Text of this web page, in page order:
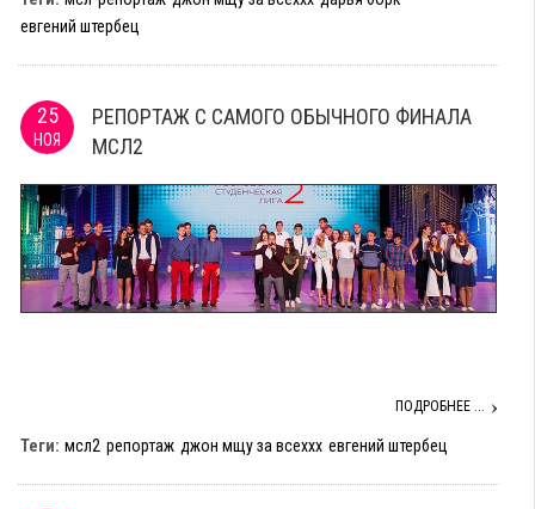
евгений штербец
25
НОЯ
РЕПОРТАЖ С САМОГО ОБЫЧНОГО ФИНАЛА
МСЛ2
ПОДРОБНЕЕ ...
Теги: мсл2 репортаж джон мщу за всеххх евгений штербец